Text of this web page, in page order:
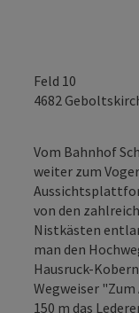
Feld 10
4682
Vom Bahnhof
weiter zum
von den
Nistkästen
man den
Hausruck-
Wegweiser
150 m das